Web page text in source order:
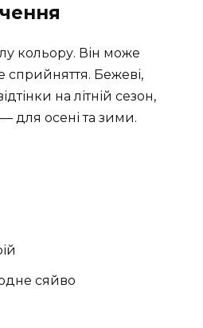
кольору. Він може
сприйняття. Бежеві,
на літній сезон,
для осені та зими.
сяйво